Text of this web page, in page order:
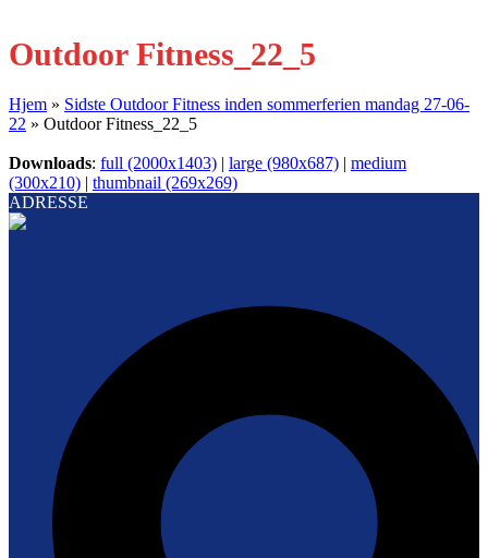
Outdoor Fitness_22_5
Hjem » Sidste Outdoor Fitness inden sommerferien mandag 27-06-
22 » Outdoor Fitness_22_5
Downloads: full (2000x1403) | large (980x687) | medium
(300x210) | thumbnail (269x269)
ADRESSE